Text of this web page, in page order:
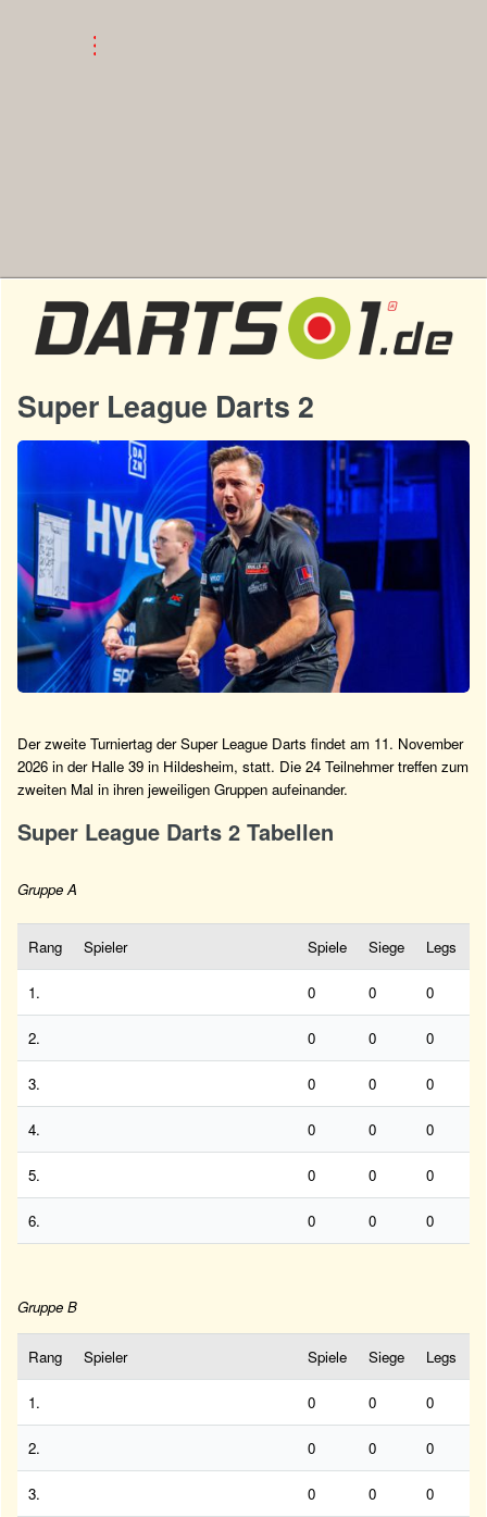
Super League Darts 2
Der zweite Turniertag der Super League Darts findet am 11. November
2026 in der Halle 39 in Hildesheim, statt. Die 24 Teilnehmer treffen zum
zweiten Mal in ihren jeweiligen Gruppen aufeinander.
Super League Darts 2 Tabellen
Gruppe A
Rang Spieler Spiele Siege Legs
1. 0 0 0
2. 0 0 0
3. 0 0 0
4. 0 0 0
5. 0 0 0
6. 0 0 0
Gruppe B
Rang Spieler Spiele Siege Legs
1. 0 0 0
2. 0 0 0
3. 0 0 0